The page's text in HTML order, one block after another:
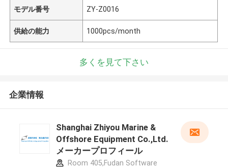
モデル番号 ZY-Z0016
供給の能力 1000pcs/month
多くを見て下さい
企業情報
Shanghai Zhiyou Marine &
Offshore Equipment Co.,Ltd.
メーカープロフィール
Room 405,Fudan Software